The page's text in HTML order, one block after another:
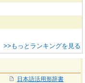
>>もっとランキングを見る
日本語活用形辞書